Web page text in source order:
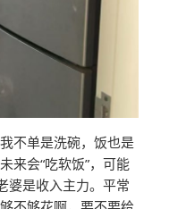
不单是洗碗，饭也是
来会“吃软饭”，可能
婆是收入主力。平常